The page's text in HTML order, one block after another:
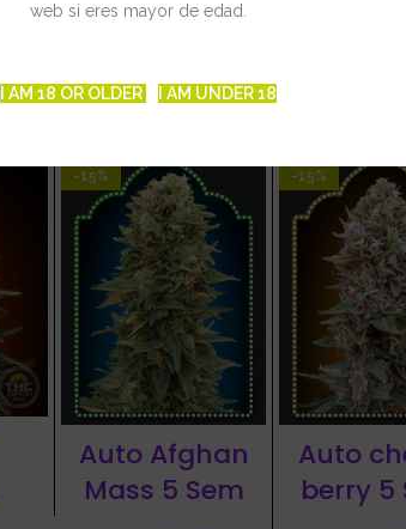
web si eres mayor de edad.
I AM 18 OR OLDER I AM UNDER 18
-15%
Auto Afghan
Mass 5 Sem
-15%
Auto
berry 5